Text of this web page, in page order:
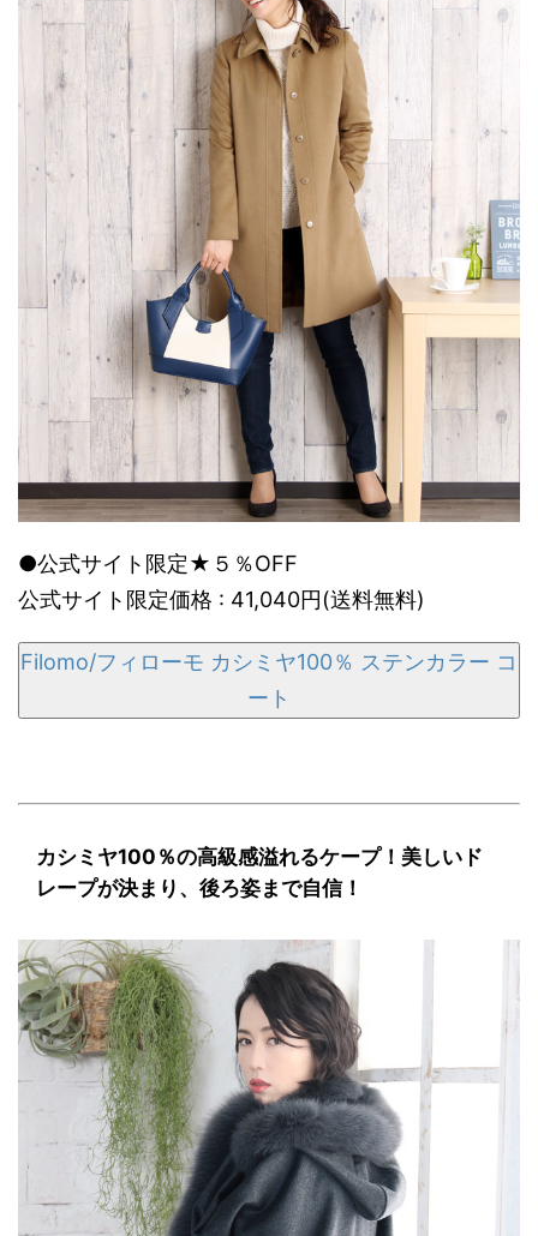
●公式サイト限定★５％OFF
公式サイト限定価格 : 41,040円(送料無料)
Filomo/フィローモ カシミヤ100％ ステンカラー コ
ート
カシミヤ100％の高級感溢れるケープ！美しいド
レープが決まり、後ろ姿まで自信！